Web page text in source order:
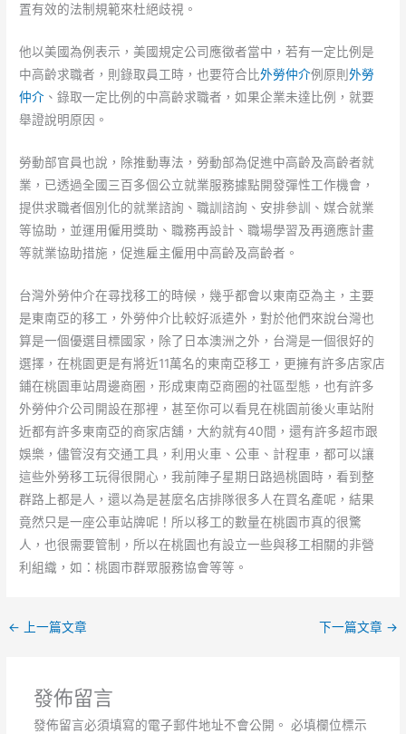
置有效的法制規範來杜絕歧視。
他以美國為例表示，美國規定公司應徵者當中，若有一定比例是
中高齡求職者，則錄取員工時，也要符合比外勞仲介例原則外勞
仲介 、錄取一定比例的中高齡求職者，如果企業未達比例，就要
舉證說明原因。
勞動部官員也說，除推動專法，勞動部為促進中高齡及高齡者就
業，已透過全國三百多個公立就業服務據點開發彈性工作機會，
提供求職者個別化的就業諮詢、職訓諮詢、安排參訓、媒合就業
等協助，並運用僱用獎助、職務再設計、職場學習及再適應計畫
等就業協助措施，促進雇主僱用中高齡及高齡者。
台灣外勞仲介在尋找移工的時候，幾乎都會以東南亞為主，主要
是東南亞的移工，外勞仲介比較好派遣外，對於他們來說台灣也
算是一個優選目標國家，除了日本澳洲之外，台灣是一個很好的
選擇，在桃園更是有將近11萬名的東南亞移工，更擁有許多店家店
鋪在桃園車站周邊商圈，形成東南亞商圈的社區型態，也有許多
外勞仲介公司開設在那裡，甚至你可以看見在桃園前後火車站附
近都有許多東南亞的商家店舖，大約就有40間，還有許多超市跟
娛樂，儘管沒有交通工具，利用火車、公車、計程車，都可以讓
這些外勞移工玩得很開心，我前陣子星期日路過桃園時，看到整
群路上都是人，還以為是甚麼名店排隊很多人在買名產呢，結果
竟然只是一座公車站牌呢！所以移工的數量在桃園市真的很驚
人，也很需要管制，所以在桃園也有設立一些與移工相關的非營
利組織，如：桃園市群眾服務協會等等。
← 上一篇文章 下一篇文章 →
發佈留言
發佈留言必須填寫的電子郵件地址不會公開。 必填欄位標示